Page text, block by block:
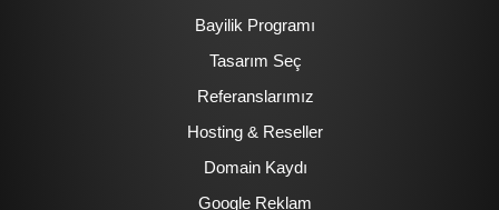
Bayilik Programı
Tasarım Seç
Referanslarımız
Hosting & Reseller
Domain Kaydı
Google Reklam